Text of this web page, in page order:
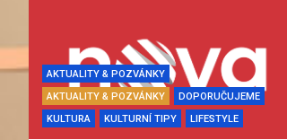
AKTUALITY & POZVÁNKY
AKTUALITY & POZVÁNKY
DOPORUČUJEME
KULTURA
KULTURNÍ TIPY LIFESTYLE